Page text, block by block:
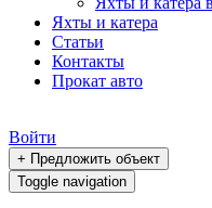
Яхты и катера
Статьи
Контакты
Прокат авто
Войти
+ Предложить объект
Toggle navigation